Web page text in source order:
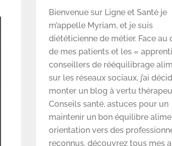
Bienvenue sur Ligne et Santé je
m’appelle Myriam, et je suis
diététicienne de métier. Face au
de mes patients et les «
conseillers de rééquilibrage
sur les réseaux sociaux, j’ai
monter un blog à vertu
Conseils santé, astuces pour un
maintenir un bon équilibre
orientation vers des
reconnus, découvrez tous mes